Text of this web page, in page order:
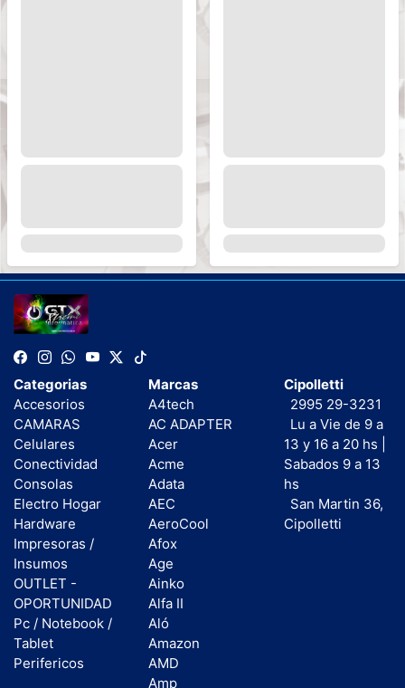
Categorias
Accesorios
CAMARAS
Celulares
Conectividad
Consolas
Electro Hogar
Hardware
Impresoras /
Insumos
OUTLET -
OPORTUNIDAD
Pc / Notebook /
Tablet
Perifericos
Marcas
A4tech
AC ADAPTER
Acer
Acme
Adata
AEC
AeroCool
Afox
Age
Ainko
Alfa II
Aló
Amazon
AMD
Amp
Cipolletti
2995 29-3231
Lu a Vie de 9 a
13 y 16 a 20 hs |
Sabados 9 a 13
hs
San Martin 36,
Cipolletti